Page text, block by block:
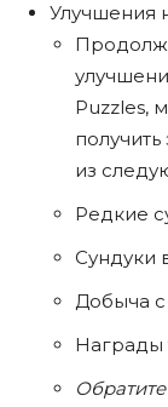
Улучшения
Puzzles,
из
Редкие
Сундуки
Добыча с
Награды